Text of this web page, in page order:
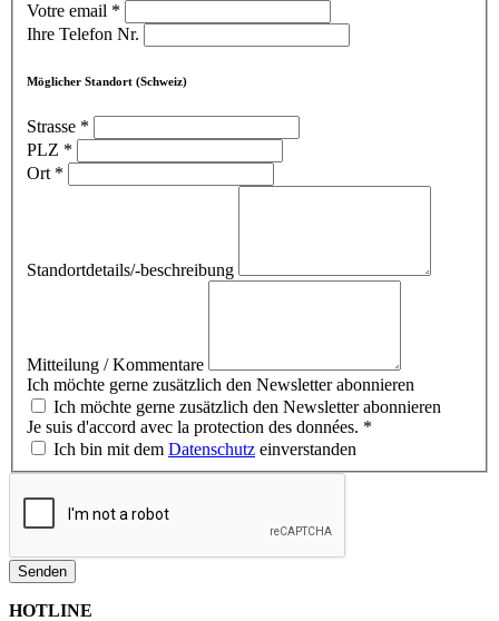
Votre email *
Ihre Telefon Nr.
Möglicher Standort (Schweiz)
Strasse *
PLZ *
Ort *
Standortdetails/-beschreibung
Mitteilung / Kommentare
Ich möchte gerne zusätzlich den Newsletter abonnieren
Ich möchte gerne zusätzlich den Newsletter abonnieren
Je suis d'accord avec la protection des données. *
Ich bin mit dem Datenschutz einverstanden
Senden
HOTLINE